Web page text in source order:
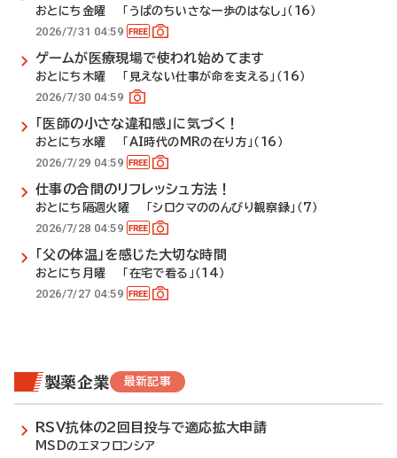
おとにち金曜 「うぱのちいさな一歩のはなし」（16）
2026/7/31 04:59
ゲームが医療現場で使われ始めてます
おとにち木曜 「見えない仕事が命を支える」（16）
2026/7/30 04:59
「医師の小さな違和感」に気づく！
おとにち水曜 「AI時代のMRの在り方」（16）
2026/7/29 04:59
仕事の合間のリフレッシュ方法！
おとにち隔週火曜 「シロクマののんびり観察録」（7）
2026/7/28 04:59
「父の体温」を感じた大切な時間
おとにち月曜 「在宅で看る」（14）
2026/7/27 04:59
製薬企業 最新記事
RSV抗体の2回目投与で適応拡大申請
MSDのエヌフロンシア